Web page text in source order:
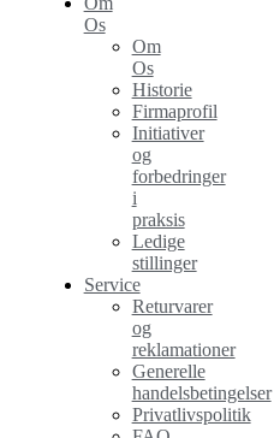
Os
Om
Os
Historie
Firmaprofil
Initiativer
og
forbedringer
i
praksis
Ledige
stillinger
Service
Returvarer
og
reklamationer
Generelle
handelsbetingelser
Privatlivspolitik